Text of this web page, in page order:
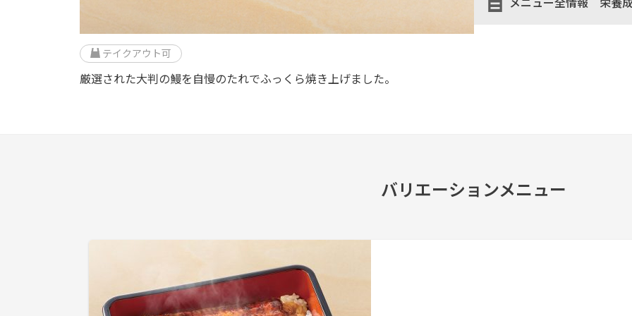
厳選された大判の鰻を自慢のたれでふっくら焼き上げました。
テイクアウト可
バリエーションメニュー